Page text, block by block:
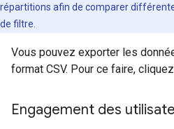
répartitions afin de comparer
de filtre.
Vous pouvez exporter les
format CSV. Pour ce faire,
Engagement des